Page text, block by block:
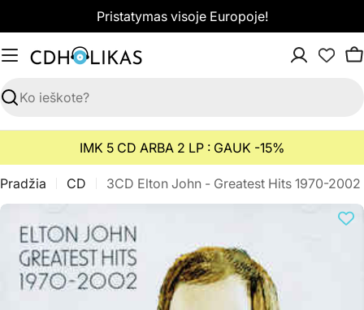
prie
turinio
Pristatymas visoje Europoje!
Paieška
IMK 5 CD ARBA 2 LP : GAUK -15%
Pradžia CD 3CD Elton John - Greatest Hits 1970-2002